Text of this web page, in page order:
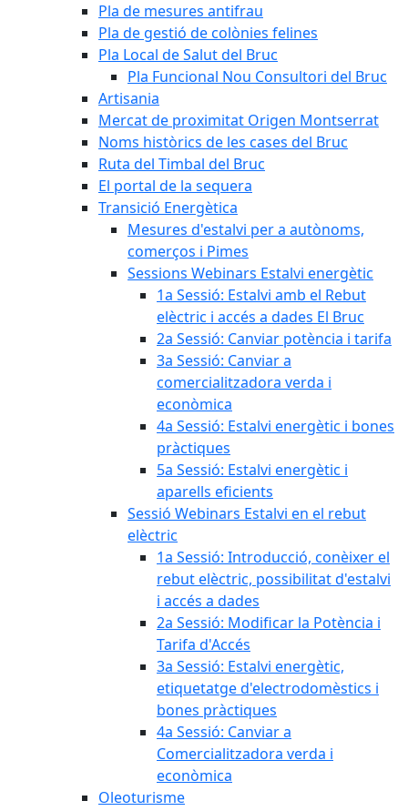
Pla de mesures antifrau
Pla de gestió de colònies felines
Pla Local de Salut del Bruc
Pla Funcional Nou Consultori del Bruc
Artisania
Mercat de proximitat Origen Montserrat
Noms històrics de les cases del Bruc
Ruta del Timbal del Bruc
El portal de la sequera
Transició Energètica
Mesures d'estalvi per a autònoms,
comerços i Pimes
Sessions Webinars Estalvi energètic
1a Sessió: Estalvi amb el Rebut
elèctric i accés a dades El Bruc
2a Sessió: Canviar potència i tarifa
3a Sessió: Canviar a
comercialitzadora verda i
econòmica
4a Sessió: Estalvi energètic i bones
pràctiques
5a Sessió: Estalvi energètic i
aparells eficients
Sessió Webinars Estalvi en el rebut
elèctric
1a Sessió: Introducció, conèixer el
rebut elèctric, possibilitat d'estalvi
i accés a dades
2a Sessió: Modificar la Potència i
Tarifa d'Accés
3a Sessió: Estalvi energètic,
etiquetatge d'electrodomèstics i
bones pràctiques
4a Sessió: Canviar a
Comercialitzadora verda i
econòmica
Oleoturisme